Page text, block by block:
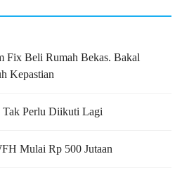
Fix Beli Rumah Bekas. Bakal
Kepastian
Tak Perlu Diikuti Lagi
Mulai Rp 500 Jutaan